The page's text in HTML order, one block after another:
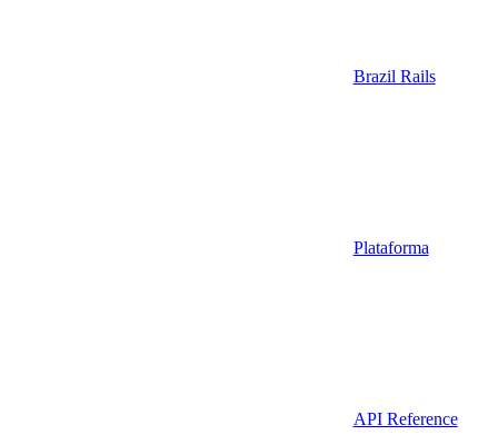
Brazil Rails
Plataforma
API Reference